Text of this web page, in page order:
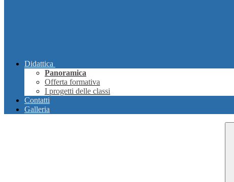
Didattica
Panoramica
Offerta formativa
I progetti delle classi
Contatti
Galleria